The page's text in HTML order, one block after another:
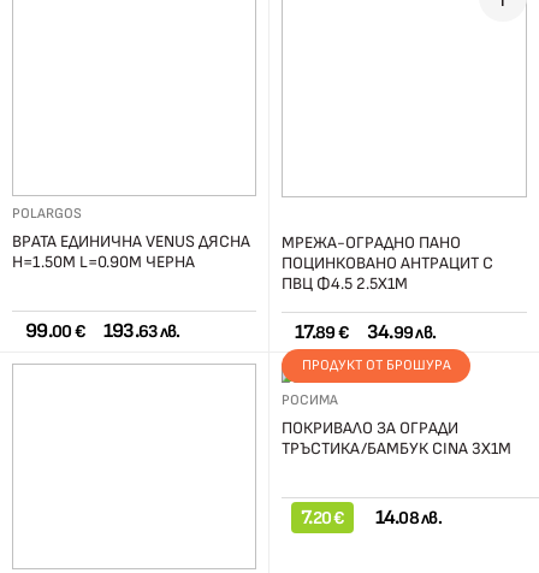
POLARGOS
ВРАТА ЕДИНИЧНА VENUS ДЯСНА
H=1.50М L=0.90М ЧЕРНА
99.00 € 193.63 лв.
МРЕЖА-ОГРАДНО ПАНО
ПОЦИНКОВАНО АНТРАЦИТ С
ПВЦ Ф4.5 2.5Х1М
17.89 € 34.99 лв.
ПРОДУКТ ОТ БРОШУРА
РОСИМА
ПОКРИВАЛО ЗА ОГРАДИ
ТРЪСТИКА/БАМБУК CINA 3X1М
7.20 € 14.08 лв.